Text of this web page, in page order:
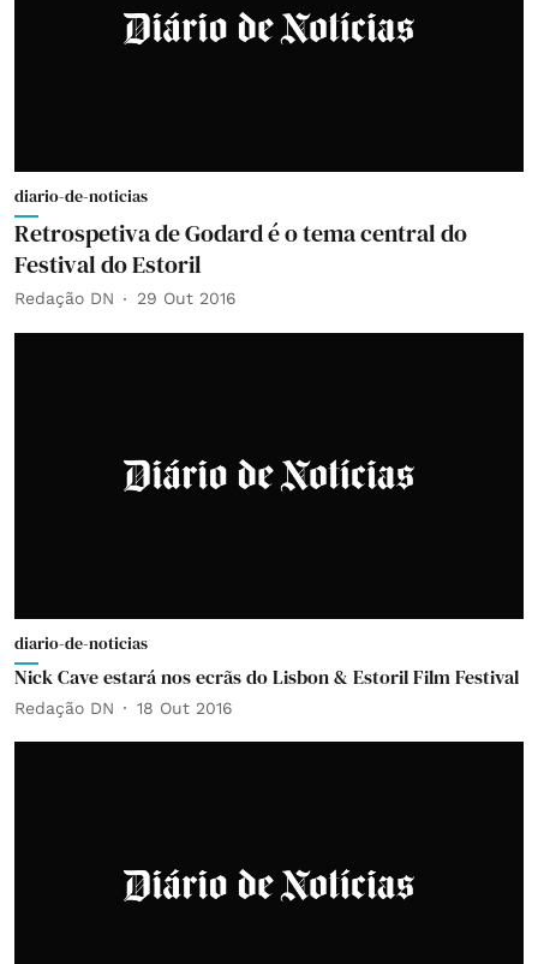
diario-de-noticias
Retrospetiva de Godard é o tema central do
Festival do Estoril
Redação DN 29 Out 2016
diario-de-noticias
Nick Cave estará nos ecrãs do Lisbon & Estoril Film Festival
Redação DN 18 Out 2016